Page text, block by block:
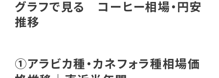
グラフで見る コーヒー相場・円安
推移
①アラビカ種・カネフォラ種相場価